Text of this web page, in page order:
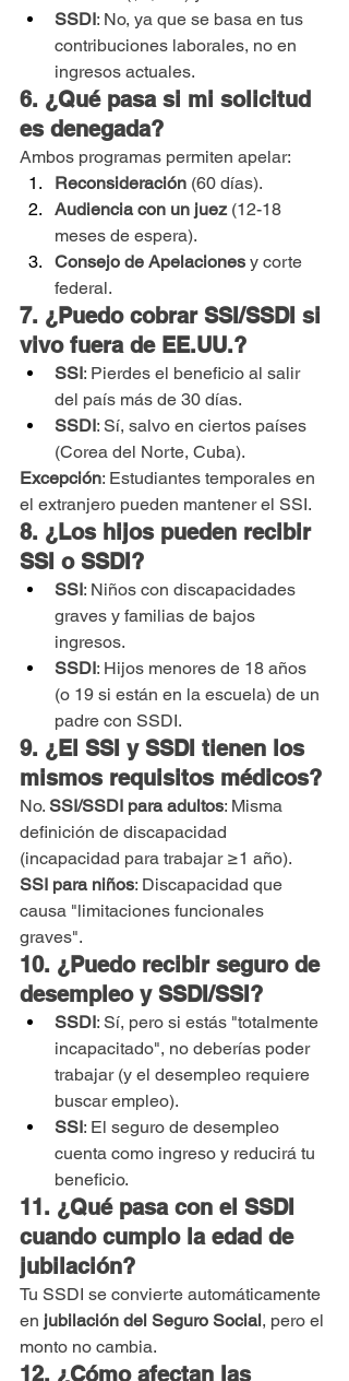
SSDI: No, ya que se basa en tus
contribuciones laborales, no en
ingresos actuales.
6. ¿Qué pasa si mi solicitud
es denegada?
Ambos programas permiten apelar:
Reconsideración (60 días).
Audiencia con un juez (12-18
meses de espera).
Consejo de Apelaciones y corte
federal.
7. ¿Puedo cobrar SSI/SSDI si
vivo fuera de EE.UU.?
SSI: Pierdes el beneficio al salir
del país más de 30 días.
SSDI: Sí, salvo en ciertos países
(Corea del Norte, Cuba).
Excepción: Estudiantes temporales en
el extranjero pueden mantener el SSI.
8. ¿Los hijos pueden recibir
SSI o SSDI?
SSI: Niños con discapacidades
graves y familias de bajos
ingresos.
SSDI: Hijos menores de 18 años
(o 19 si están en la escuela) de un
padre con SSDI.
9. ¿El SSI y SSDI tienen los
mismos requisitos médicos?
No. SSI/SSDI para adultos: Misma
definición de discapacidad
(incapacidad para trabajar ≥1 año).
SSI para niños: Discapacidad que
causa "limitaciones funcionales
graves".
10. ¿Puedo recibir seguro de
desempleo y SSDI/SSI?
SSDI: Sí, pero si estás "totalmente
incapacitado", no deberías poder
trabajar (y el desempleo requiere
buscar empleo).
SSI: El seguro de desempleo
cuenta como ingreso y reducirá tu
beneficio.
11. ¿Qué pasa con el SSDI
cuando cumplo la edad de
jubilación?
Tu SSDI se convierte automáticamente
en jubilación del Seguro Social, pero el
monto no cambia.
12. ¿Cómo afectan las